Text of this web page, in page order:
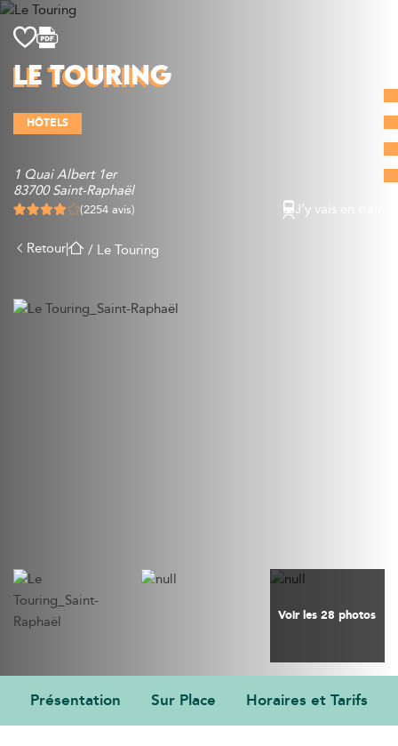
Découvrir
Que faire
Bien manger
Où dormir
Agenda
Préparer sa visite
LE TOURING
HÔTELS
1 Quai Albert 1er
83700 Saint-Raphaël
(2254 avis)
J’y vais en train
Retour| / Le Touring
Voir les 28 photos
Présentation Sur Place Horaires et Tarifs